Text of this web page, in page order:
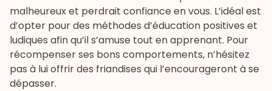
malheureux et perdrait confiance en vous. L’idéal est
d’opter pour des méthodes d’éducation positives et
ludiques afin qu’il s’amuse tout en apprenant. Pour
récompenser ses bons comportements, n’hésitez
pas à lui offrir des friandises qui l’encourageront à se
dépasser.